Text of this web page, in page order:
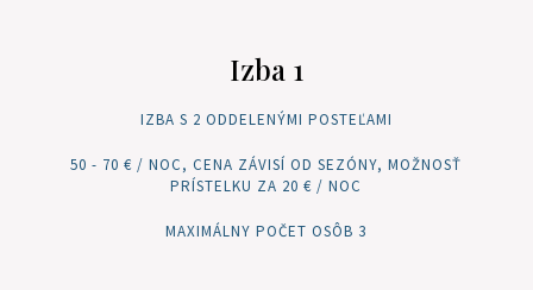
Izba 1
IZBA S 2 ODDELENÝMI POSTEĽAMI
50 - 70 € / NOC, CENA ZÁVISÍ OD SEZÓNY, MOŽNOSŤ
PRÍSTELKU ZA 20 € / NOC
MAXIMÁLNY POČET OSÔB 3